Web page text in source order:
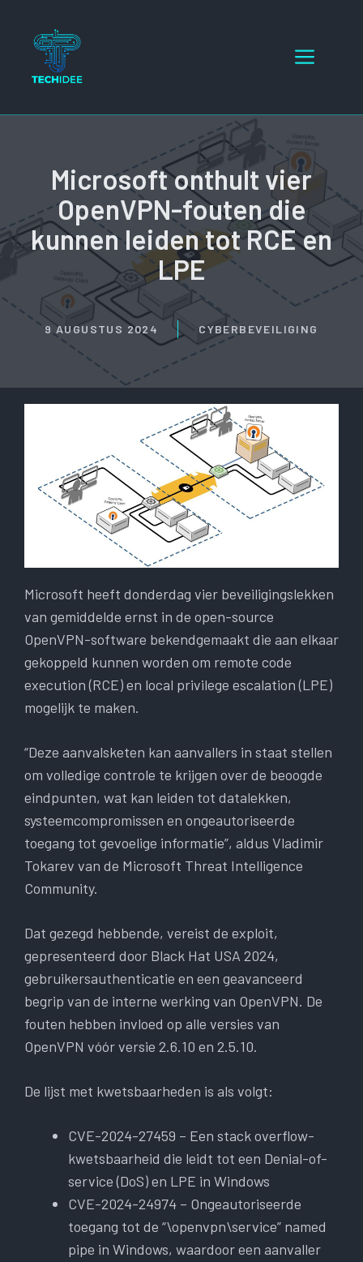
inhoud
Menu
Microsoft onthult vier
OpenVPN-fouten die
kunnen leiden tot RCE en
LPE
9 AUGUSTUS 2024 CYBERBEVEILIGING
Microsoft heeft donderdag vier beveiligingslekken
van gemiddelde ernst in de open-source
OpenVPN-software bekendgemaakt die aan elkaar
gekoppeld kunnen worden om remote code
execution (RCE) en local privilege escalation (LPE)
mogelijk te maken.
“Deze aanvalsketen kan aanvallers in staat stellen
om volledige controle te krijgen over de beoogde
eindpunten, wat kan leiden tot datalekken,
systeemcompromissen en ongeautoriseerde
toegang tot gevoelige informatie”, aldus Vladimir
Tokarev van de Microsoft Threat Intelligence
Community.
Dat gezegd hebbende, vereist de exploit,
gepresenteerd door Black Hat USA 2024,
gebruikersauthenticatie en een geavanceerd
begrip van de interne werking van OpenVPN. De
fouten hebben invloed op alle versies van
OpenVPN vóór versie 2.6.10 en 2.5.10.
De lijst met kwetsbaarheden is als volgt:
CVE-2024-27459 – Een stack overflow-
kwetsbaarheid die leidt tot een Denial-of-
service (DoS) en LPE in Windows
CVE-2024-24974 – Ongeautoriseerde
toegang tot de “\openvpn\service” named
pipe in Windows, waardoor een aanvaller